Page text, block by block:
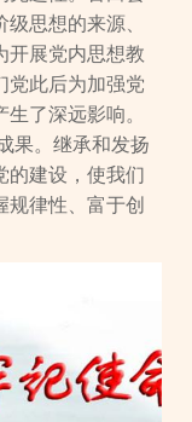
思想的来源、
开展党内思想教
党此后为加强党
了深远影响。
果。继承和发扬
的建设，使我们
规律性、富于创